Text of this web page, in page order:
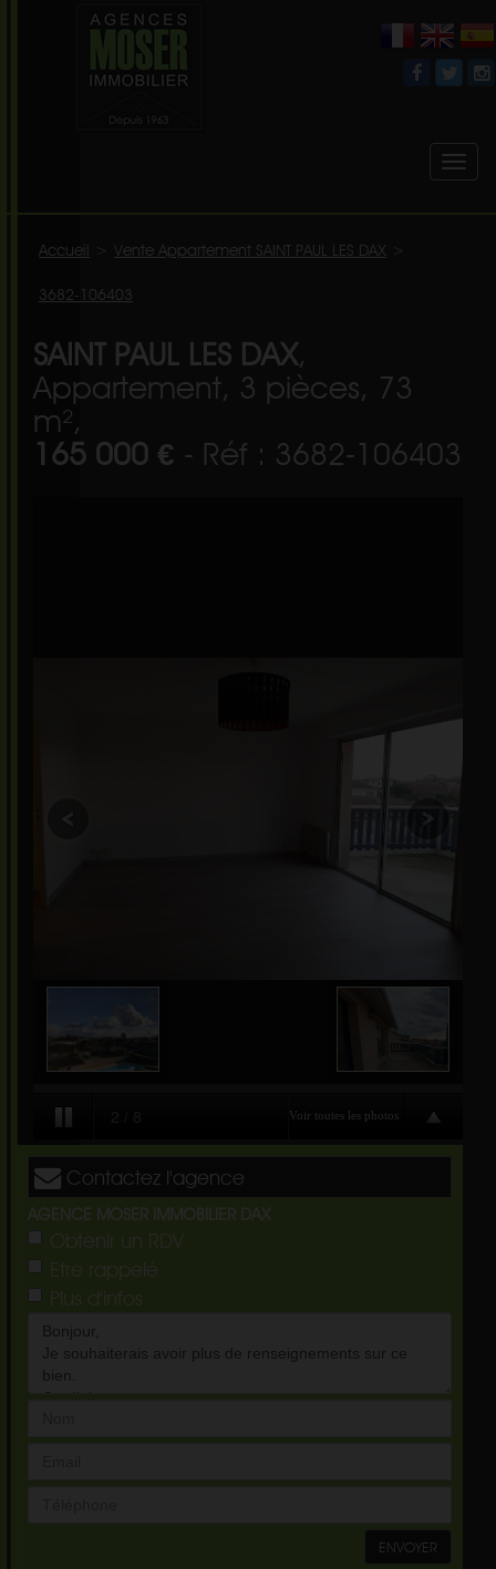
Accueil Vente Appartement SAINT PAUL LES DAX
3682-106403
SAINT PAUL LES DAX,
Appartement, 3 pièces, 73
m²,
165 000 € - Réf : 3682-106403
Contactez l'agence
AGENCE MOSER IMMOBILIER DAX
Obtenir un RDV
Etre rappelé
Plus d'infos
ENVOYER